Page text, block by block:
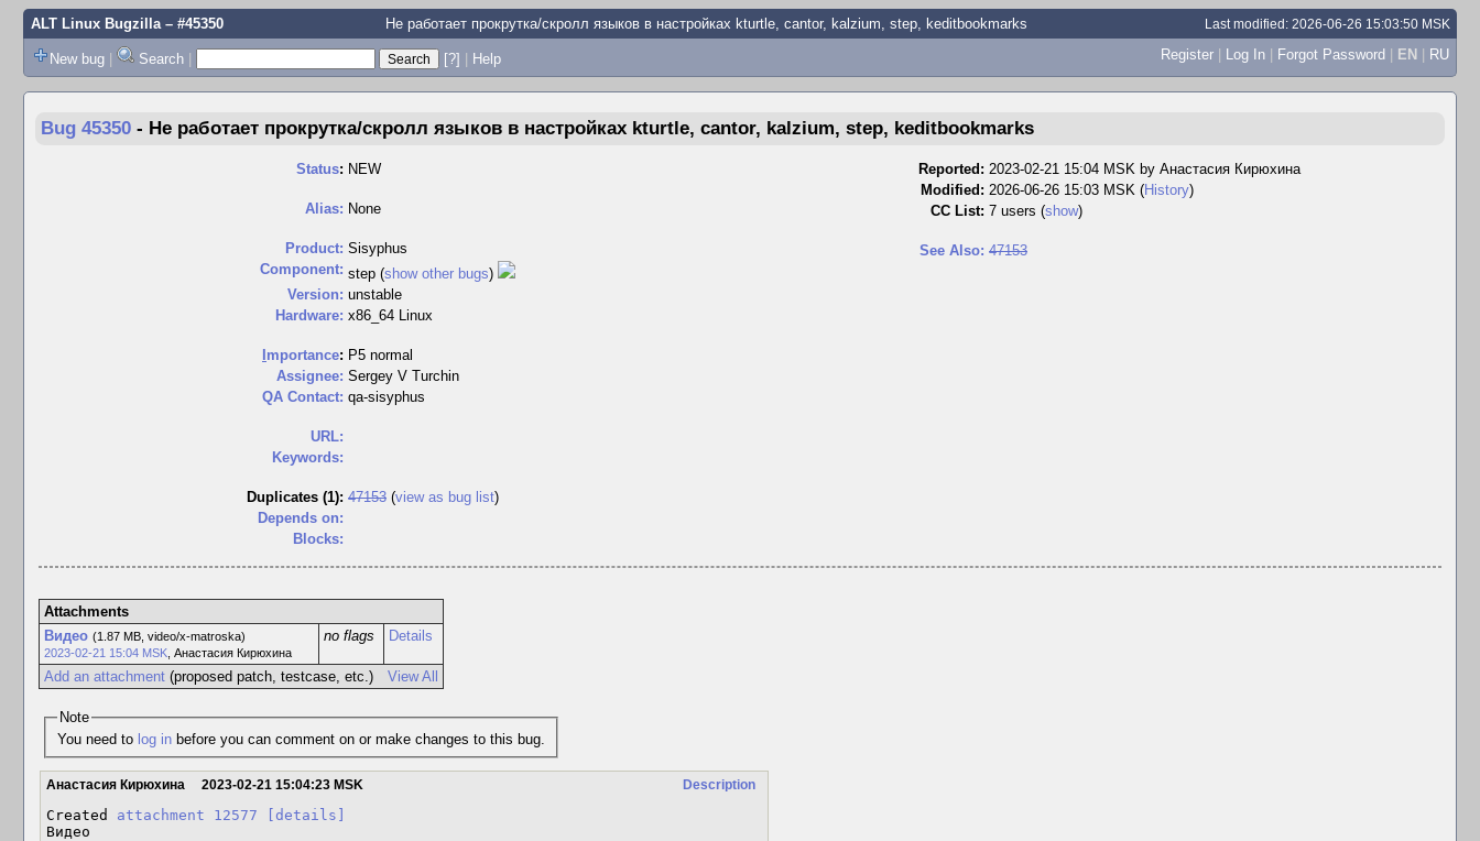
ALT Linux Bugzilla– #45350 Не работает прокрутка/скролл языков в настройках kturtle, cantor, kalzium, step, keditbookmarks Last modified: 2026-06-26 15:03:50 MSK
New bug | Search | [?] | Help Register | Log In | Forgot Password | EN | RU
Bug 45350 - Не работает прокрутка/скролл языков в настройках kturtle, cantor, kalzium, step, keditbookmarks
Status: NEW
Alias: None
Product: Sisyphus
Component: step (show other bugs)
Version: unstable
Hardware: x86_64 Linux
mportance: P5 normal
Assignee: Sergey V Turchin
QA Contact: qa-sisyphus
URL:
Keywords:
Duplicates (1): 47153 (view as bug list)
Depends on:
Blocks:
Reported: 2023-02-21 15:04 MSK by Анастасия Кирюхина
Modified: 2026-06-26 15:03 MSK (History)
CC List: 7 users (show)
See Also: 47153
Attachments
Видео (1.87 MB, video/x-matroska)
2023-02-21 15:04 MSK, Анастасия Кирюхина
no flags Details
View All
Add an attachment(proposed patch, testcase, etc.)
Note
You need to log in before you can comment on or make changes to this bug.
Description
Анастасия Кирюхина 2023-02-21 15:04:23 MSK
Created attachment 12577
[details]
Видео